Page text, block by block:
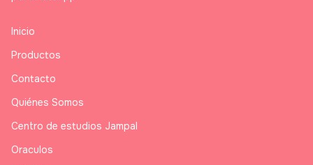
Inicio
Productos
Contacto
Quiénes Somos
Centro de estudios Jampal
Oraculos